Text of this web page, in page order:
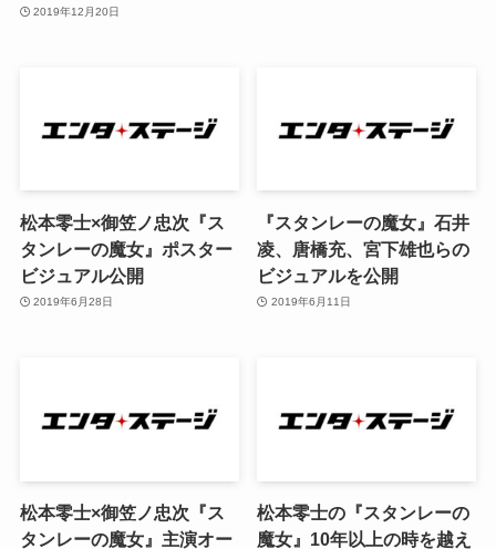
2019年12月20日
松本零士×御笠ノ忠次『ス
タンレーの魔女』ポスター
ビジュアル公開
2019年6月28日
『スタンレーの魔女』石井
凌、唐橋充、宮下雄也らの
ビジュアルを公開
2019年6月11日
松本零士×御笠ノ忠次『ス
タンレーの魔女』主演オー
松本零士の『スタンレーの
魔女』10年以上の時を越え